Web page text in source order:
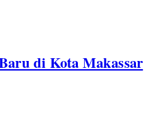
di Kota Makassar